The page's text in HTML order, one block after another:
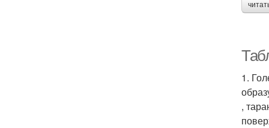
1.
,